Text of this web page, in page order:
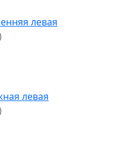
левая
левая